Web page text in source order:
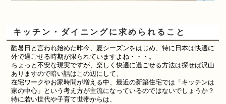
キッチン・ダイニングに求められること
酷暑日と言われ始めた昨今、夏シーズンをはじめ、特に日本は快適に
外で過ごせる時期が限られていますよね・・・。
ちょっと不安な現実ですが、楽しく快適に過ごせる方法は探せば沢山
ありますので暗い話はこの辺にして、
在宅ワークやお家時間が増える中、 最近の新築住宅では「キッチンは
家の中心」という考え方が主流になっているのではないでしょうか？
特に若い世代や子育て世帯からは、